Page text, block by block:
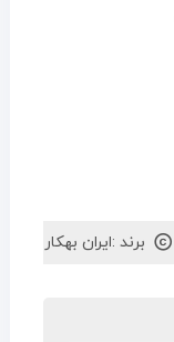
برند :ایران بهکار